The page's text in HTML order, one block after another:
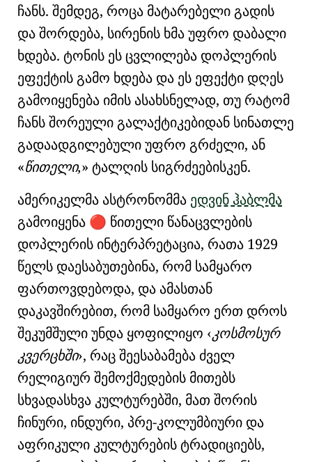
ჩანს. შემდეგ, როცა მატარებელი გადის
და შორდება, სირენის ხმა უფრო დაბალი
ხდება. ტონის ეს ცვლილება დოპლერის
ეფექტის გამო ხდება და ეს ეფექტი დღეს
გამოიყენება იმის ასახსნელად, თუ რატომ
ჩანს შორეული გალაქტიკებიდან სინათლე
გადაადგილებული უფრო გრძელი, ან
წითელი,
ტალღის სიგრძეებისკენ.
ამერიკელმა ასტრონომმა ედვინ ჰაბლმა
გამოიყენა 🔴 წითელი წანაცვლების
დოპლერის ინტერპრეტაცია, რათა 1929
წელს დაესაბუთებინა, რომ სამყარო
ფართოვდებოდა, და ამასთან
დაკავშირებით, რომ სამყარო ერთ დროს
შეკუმშული უნდა ყოფილიყო კოსმოსურ
კვერცხში , რაც შეესაბამება ძველ
რელიგიურ შემოქმედების მითებს
სხვადასხვა კულტურებში, მათ შორის
ჩინური, ინდური, პრე-კოლუმბიური და
აფრიკული კულტურებისტრადიციებს,